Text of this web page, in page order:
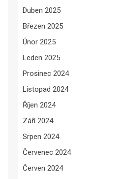
Duben 2025
Březen 2025
Únor 2025
Leden 2025
Prosinec 2024
Listopad 2024
Říjen 2024
Září 2024
Srpen 2024
Červenec 2024
Červen 2024